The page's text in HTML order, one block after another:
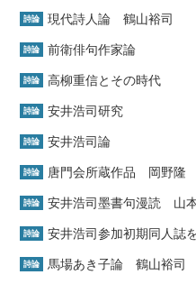
詩論 現代詩人論 鶴山裕司
詩論 前衛俳句作家論
詩論 高柳重信とその時代
詩論 安井浩司研究
詩論 安井浩司論
詩論 唐門会所蔵作品 岡野隆
詩論 安井浩司墨書句漫読 山
詩論 安井浩司参加初期同人誌
詩論 馬場あき子論 鶴山裕司